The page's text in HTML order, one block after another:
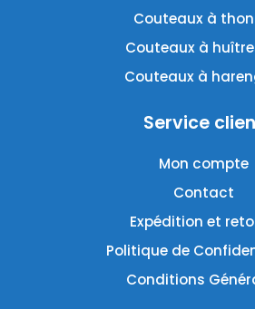
Couteaux à thon
Couteaux à
Couteaux à
Service
Mon compte
Contact
Expédition et
Politique de
Conditions